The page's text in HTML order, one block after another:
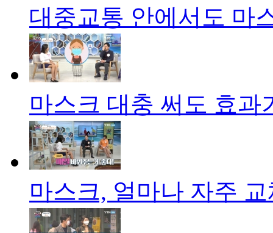
대중교통 안에서도 마
마스크 대충 써도 효과
마스크, 얼마나 자주